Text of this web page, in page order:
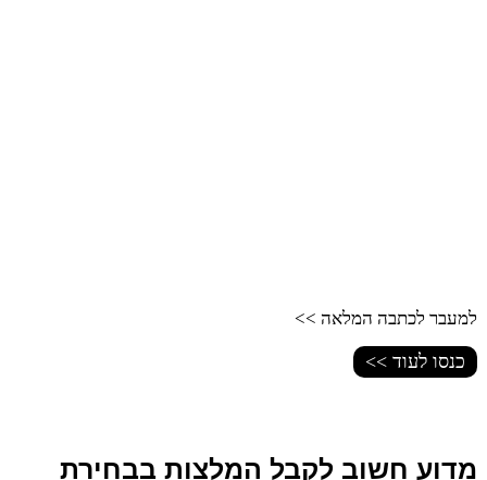
למעבר לכתבה המלאה >>
כנסו לעוד >>
מדוע חשוב לקבל המלצות בבחירת